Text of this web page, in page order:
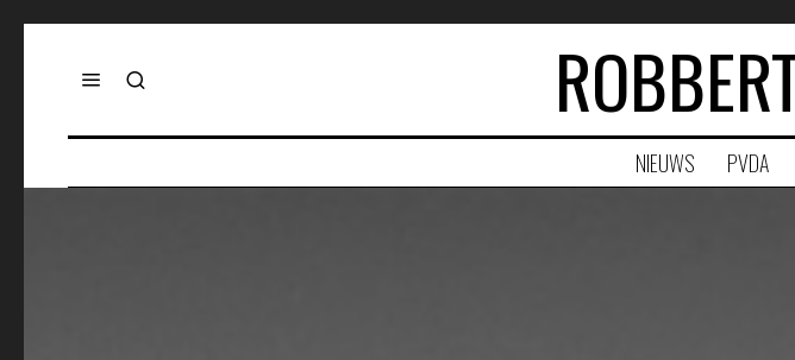
NIEUWS PVDA